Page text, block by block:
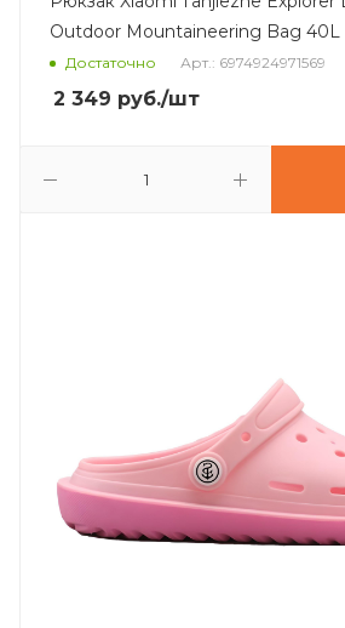
Outdoor Mountaineering Bag 40L
Достаточно Арт.: 6974924971569
2 349 руб./шт